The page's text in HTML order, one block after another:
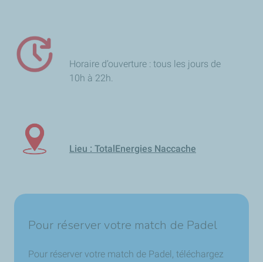
Horaire d’ouverture : tous les jours de
10h à 22h.
Lieu : TotalEnergies Naccache
Pour réserver votre match de Padel
Pour réserver votre match de Padel, téléchargez